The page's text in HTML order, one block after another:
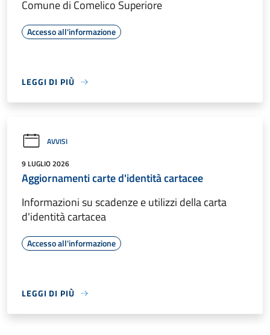
Comune di Comelico Superiore
Accesso all'informazione
LEGGI DI PIÙ
AVVISI
9 LUGLIO 2026
Aggiornamenti carte d'identità cartacee
Informazioni su scadenze e utilizzi della carta
d'identità cartacea
Accesso all'informazione
LEGGI DI PIÙ